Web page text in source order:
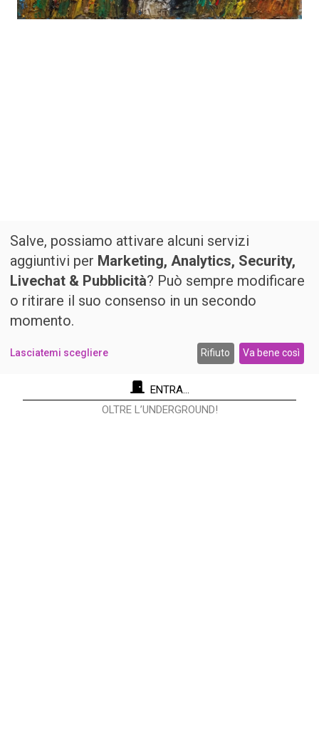
ENTRA...
OLTRE L’UNDERGROUND!
Salve, possiamo attivare alcuni servizi
aggiuntivi per Marketing, Analytics, Security,
Livechat & Pubblicità? Può sempre modificare
o ritirare il suo consenso in un secondo
momento.
Lasciatemi scegliere Rifiuto Va bene così